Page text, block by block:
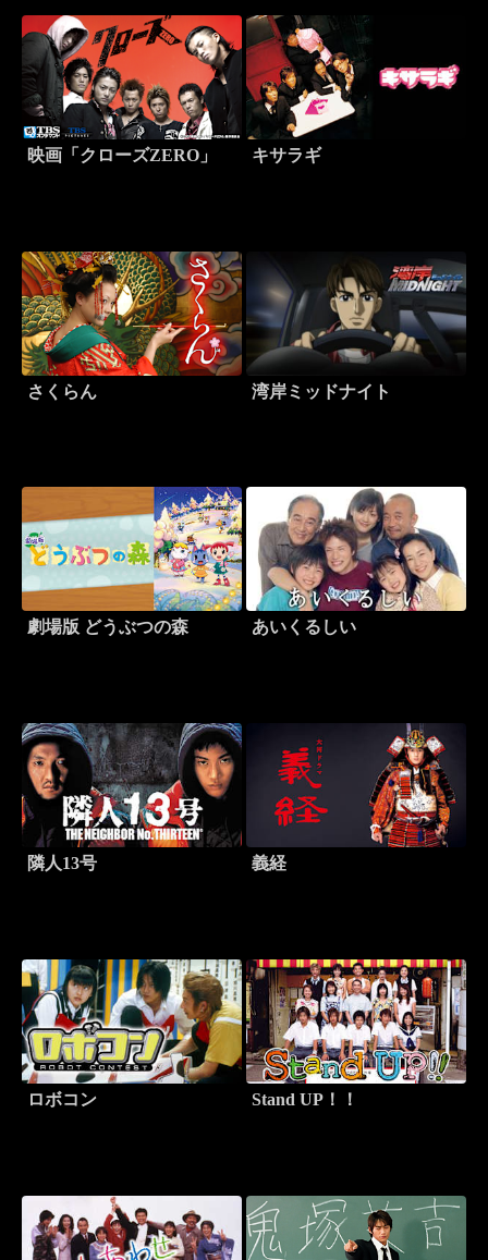
映画「クローズZERO」 キサラギ
さくらん 湾岸ミッドナイト
劇場版 どうぶつの森 あいくるしい
隣人13号 義経
ロボコン Stand UP！！